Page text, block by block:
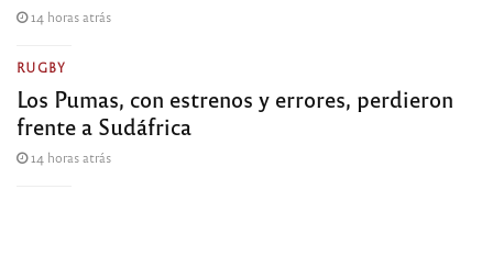
14 horas atrás
RUGBY
Los Pumas, con estrenos y errores, perdieron
frente a Sudáfrica
14 horas atrás